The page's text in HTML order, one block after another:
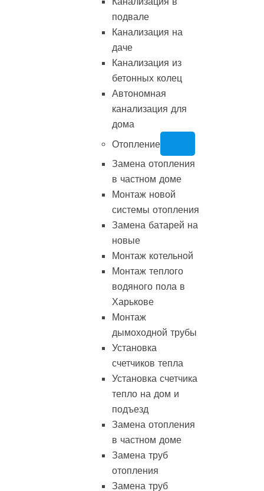
подвале
Канализация на
даче
Канализация из
бетонных колец
Автономная
канализация для
дома
Отопление
Замена отопления
в частном доме
Монтаж новой
системы отопления
Замена батарей на
новые
Монтаж котельной
Монтаж теплого
водяного пола в
Харькове
Монтаж
дымоходной трубы
Установка
счетчиков тепла
Установка счетчика
тепло на дом и
подъезд
Замена отопления
в частном доме
Замена труб
отопления
Замена труб